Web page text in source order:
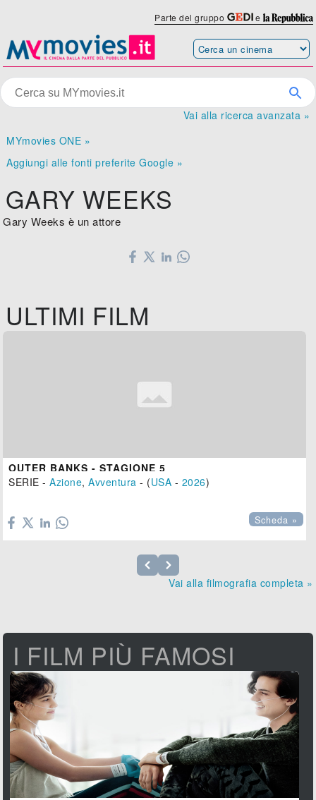
Parte del gruppo e
Vai alla ricerca avanzata »
MYmovies ONE »
Aggiungi alle fonti preferite Google »
GARY WEEKS
Gary Weeks è un attore
ULTIMI FILM
OUTER BANKS - STAGIONE 5
SERIE -Azione,Avventura - (USA - 2026)
Scheda »
Vai alla filmografia completa »
I FILM PIÙ FAMOSI